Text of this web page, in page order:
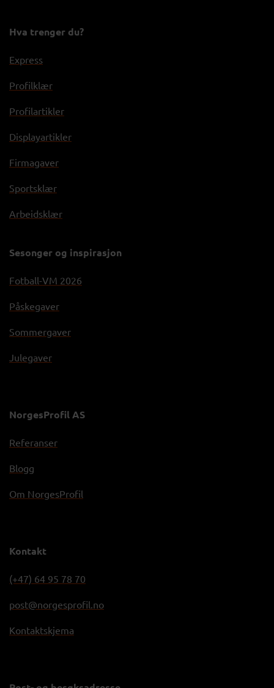
Hva trenger du?
Express
Profilklær
Profilartikler
Displayartikler
Firmagaver
Sportsklær
Arbeidsklær
Sesonger og inspirasjon
Fotball-VM 2026
Påskegaver
Sommergaver
Julegaver
NorgesProfil AS
Referanser
Blogg
Om NorgesProfil
Kontakt
(+47) 64 95 78 70
post@norgesprofil.no
Kontaktskjema